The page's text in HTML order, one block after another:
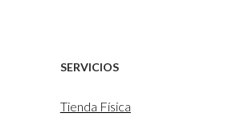
SERVICIOS
Tienda Física